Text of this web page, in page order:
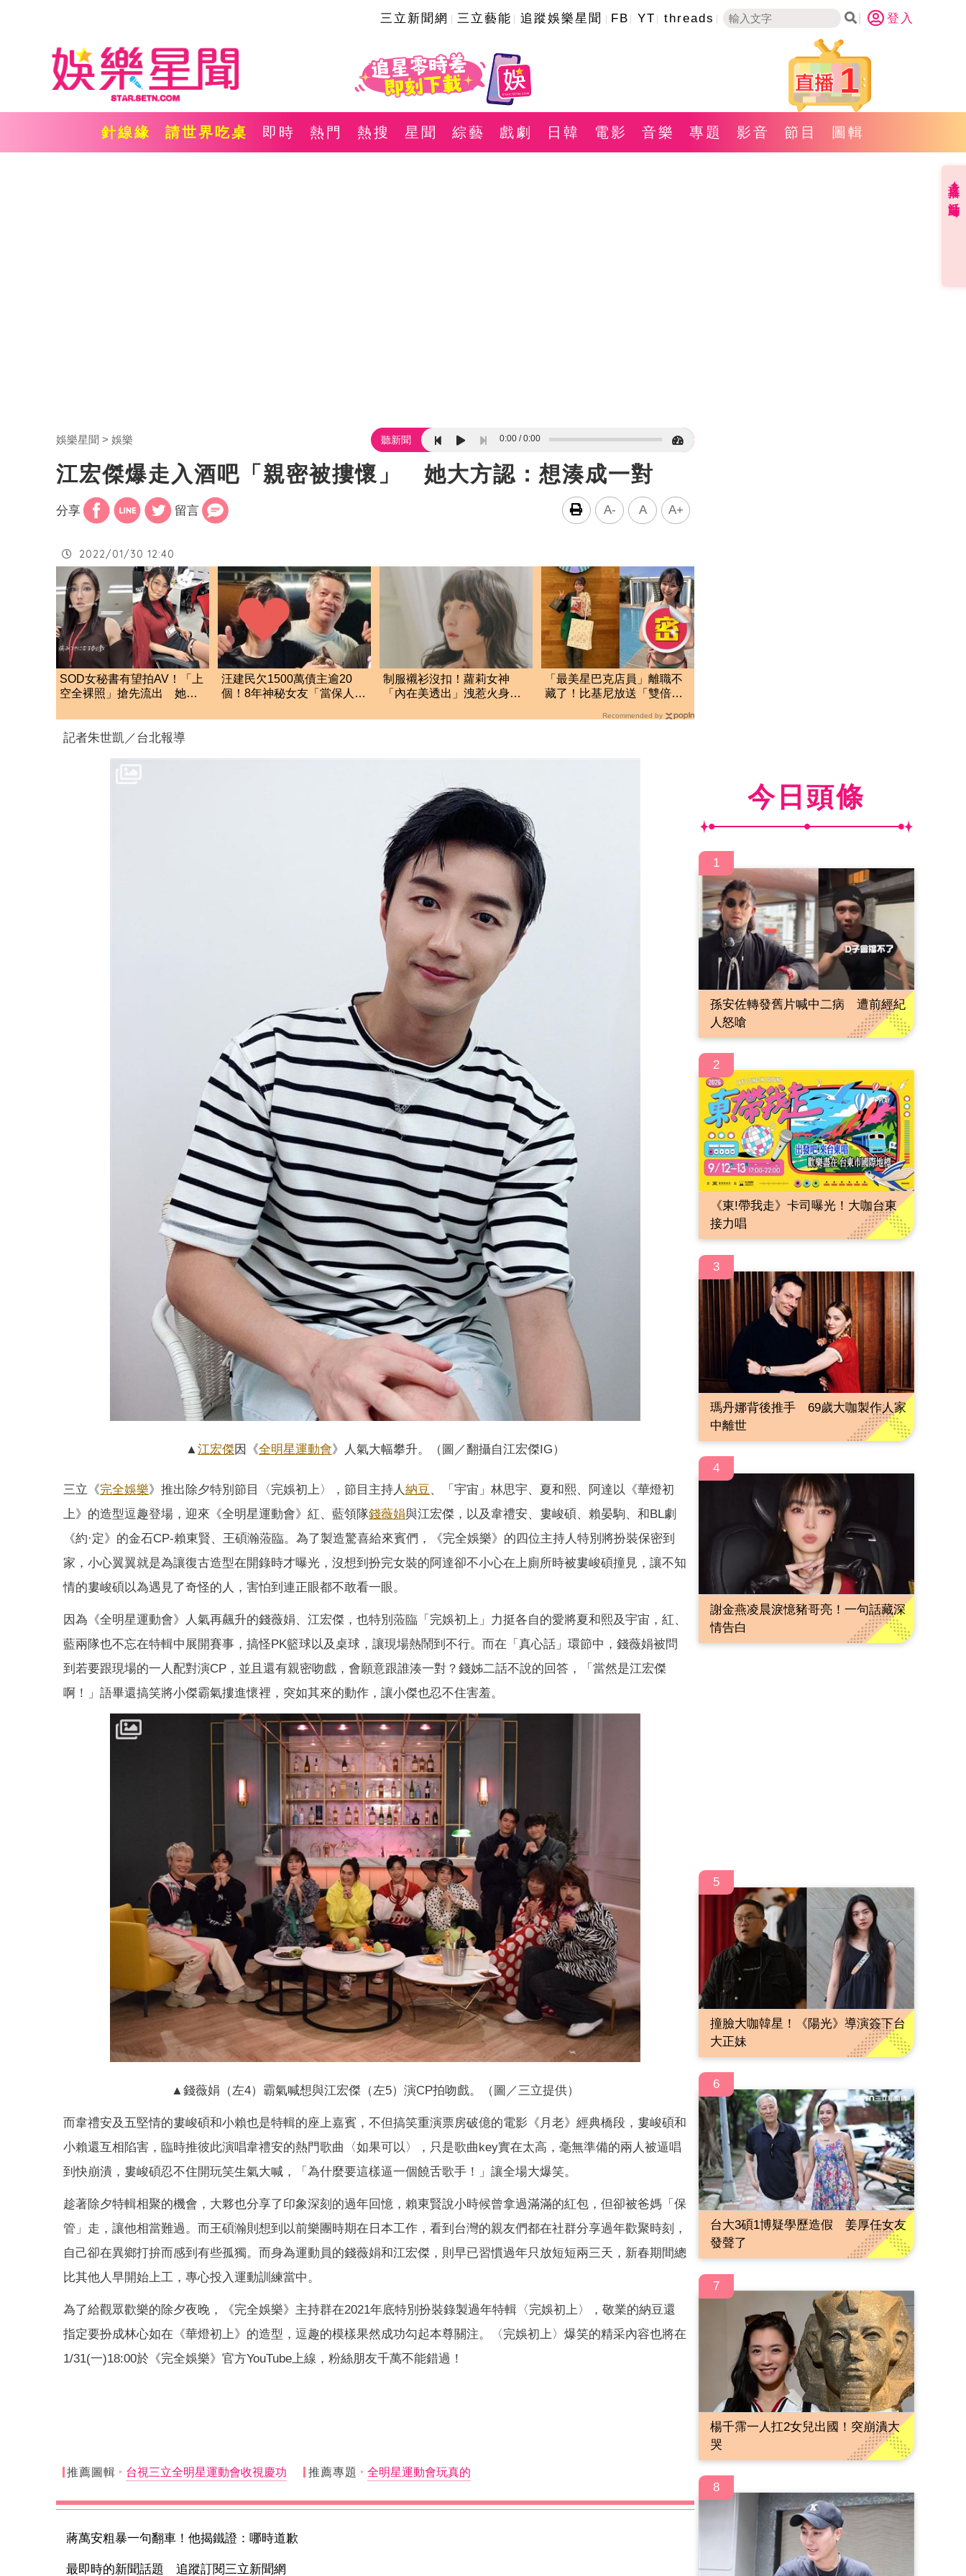
三立新聞網 三立藝能 追蹤娛樂星聞 FB YT threads 登入
1
針線緣 請世界吃桌 即時 熱門 熱搜 星聞 綜藝 戲劇 日韓 電影 音樂 專題 影音 節目 圖輯
娛樂星聞 娛樂 聽新聞 0:00 0:00
江宏傑爆走入酒吧「親密被摟懷」 她大方認：想湊成一對
分享 留言 A- A A+
2022/01/30 12:40
SOD女秘書有望拍AV！「上
空全裸照」搶先流出 她認
汪建民欠1500萬債主逾20
個！8年神秘女友「當保人」
制服襯衫沒扣！蘿莉女神
「內在美透出」洩惹火身材
「最美星巴克店員」離職不
藏了！比基尼放送「雙倍牛
Recommended by
記者朱世凱／台北報導
▲江宏傑因《全明星運動會》人氣大幅攀升。（圖／翻攝自江宏傑IG）
三立《完全娛樂》推出除夕特別節目〈完娛初上〉，節目主持人納豆、「宇宙」林思宇、夏和熙、阿達以《華燈初
上》的造型逗趣登場，迎來《全明星運動會》紅、藍領隊錢薇娟與江宏傑，以及韋禮安、婁峻碩、賴晏駒、和BL劇
《約·定》的金石CP-賴東賢、王碩瀚蒞臨。為了製造驚喜給來賓們，《完全娛樂》的四位主持人特別將扮裝保密到
家，小心翼翼就是為讓復古造型在開錄時才曝光，沒想到扮完女裝的阿達卻不小心在上廁所時被婁峻碩撞見，讓不知
情的婁峻碩以為遇見了奇怪的人，害怕到連正眼都不敢看一眼。
因為《全明星運動會》人氣再飆升的錢薇娟、江宏傑，也特別蒞臨「完娛初上」力挺各自的愛將夏和熙及宇宙，紅、
藍兩隊也不忘在特輯中展開賽事，搞怪PK籃球以及桌球，讓現場熱鬧到不行。而在「真心話」環節中，錢薇娟被問
到若要跟現場的一人配對演CP，並且還有親密吻戲，會願意跟誰湊一對？錢姊二話不說的回答，「當然是江宏傑
啊！」語畢還搞笑將小傑霸氣摟進懷裡，突如其來的動作，讓小傑也忍不住害羞。
▲錢薇娟（左4）霸氣喊想與江宏傑（左5）演CP拍吻戲。（圖／三立提供）
而韋禮安及五堅情的婁峻碩和小賴也是特輯的座上嘉賓，不但搞笑重演票房破億的電影《月老》經典橋段，婁峻碩和
小賴還互相陷害，臨時推彼此演唱韋禮安的熱門歌曲〈如果可以〉，只是歌曲key實在太高，毫無準備的兩人被逼唱
到快崩潰，婁峻碩忍不住開玩笑生氣大喊，「為什麼要這樣逼一個饒舌歌手！」讓全場大爆笑。
趁著除夕特輯相聚的機會，大夥也分享了印象深刻的過年回憶，賴東賢說小時候曾拿過滿滿的紅包，但卻被爸媽「保
管」走，讓他相當難過。而王碩瀚則想到以前樂團時期在日本工作，看到台灣的親友們都在社群分享過年歡聚時刻，
自己卻在異鄉打拚而感到有些孤獨。而身為運動員的錢薇娟和江宏傑，則早已習慣過年只放短短兩三天，新春期間總
比其他人早開始上工，專心投入運動訓練當中。
為了給觀眾歡樂的除夕夜晚，《完全娛樂》主持群在2021年底特別扮裝錄製過年特輯〈完娛初上〉，敬業的納豆還
指定要扮成林心如在《華燈初上》的造型，逗趣的模樣果然成功勾起本尊關注。〈完娛初上〉爆笑的精采內容也將在
1/31(一)18:00於《完全娛樂》官方YouTube上線，粉絲朋友千萬不能錯過！
推薦圖輯 台視三立全明星運動會收視慶功 推薦專題 全明星運動會玩真的
蔣萬安粗暴一句翻車！他揭鐵證：哪時道歉
最即時的新聞話題 追蹤訂閱三立新聞網
今日頭條
1
孫安佐轉發舊片喊中二病 遭前經紀
人怒嗆
2
《東!帶我走》卡司曝光！大咖台東
接力唱
3
瑪丹娜背後推手 69歲大咖製作人家
中離世
4
謝金燕凌晨淚憶豬哥亮！一句話藏深
情告白
5
撞臉大咖韓星！《陽光》導演簽下台
大正妹
6
台大3碩1博疑學歷造假 姜厚任女友
發聲了
7
楊千霈一人扛2女兒出國！突崩潰大
哭
8
直播✦活動